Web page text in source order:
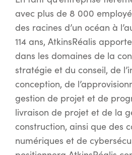
avec plus de 8 000
des racines d’un océan à
114 ans, AtkinsRéalis
dans les domaines de la
stratégie et du conseil, de
conception, de
gestion de projet et de
livraison de projet et de la
construction, ainsi que des
numériques et de